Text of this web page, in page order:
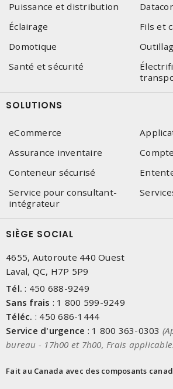
Puissance et distribution
Éclairage
Fils et
Domotique
Santé et sécurité
SOLUTIONS
eCommerce
Assurance inventaire
Conteneur sécurisé
Service pour consultant-
intégrateur
SIÈGE SOCIAL
4655, Autoroute 440 Ouest
Laval, QC, H7P 5P9
Tél. : 450 688-9249
Sans frais : 1 800 599-9249
Téléc. : 450 686-1444
Service d'urgence : 1 800 363-0303
bureau - 17h00 et 7h00, Frais
Fait au Canada avec des composants